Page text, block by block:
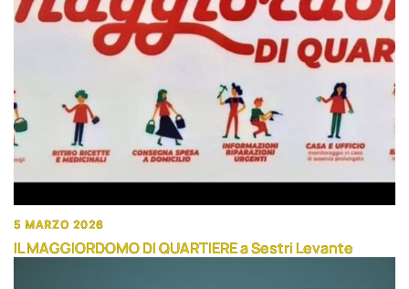
5 MARZO 2026
IL MAGGIORDOMO DI QUARTIERE a Sestri Levante